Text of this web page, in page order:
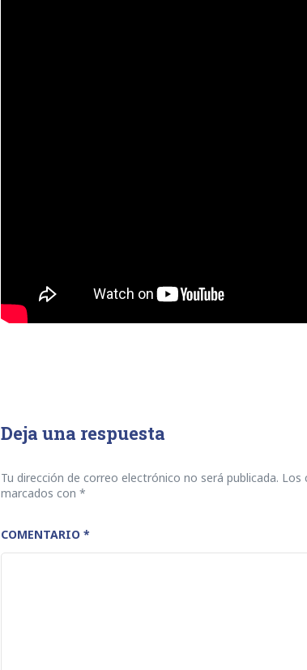
Deja una respuesta
Tu dirección de correo electrónico no será publicada. Los
marcados con *
COMENTARIO *